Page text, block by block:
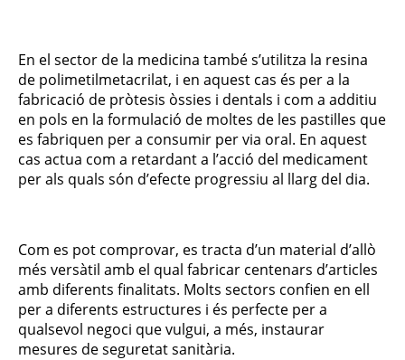
En el sector de la medicina també s’utilitza la resina
de polimetilmetacrilat, i en aquest cas és per a la
fabricació de pròtesis òssies i dentals i com a additiu
en pols en la formulació de moltes de les pastilles que
es fabriquen per a consumir per via oral. En aquest
cas actua com a retardant a l’acció del medicament
per als quals són d’efecte progressiu al llarg del dia.
Com es pot comprovar, es tracta d’un material d’allò
més versàtil amb el qual fabricar centenars d’articles
amb diferents finalitats. Molts sectors confien en ell
per a diferents estructures i és perfecte per a
qualsevol negoci que vulgui, a més, instaurar
mesures de seguretat sanitària.